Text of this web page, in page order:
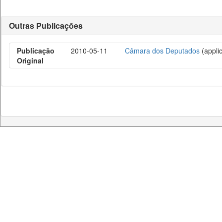
Outras Publicações
Publicação
Original
2010-05-11 Câmara dos Deputados